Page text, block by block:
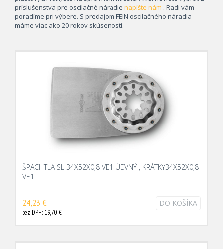
príslušenstva pre oscilačné náradie napíšte nám . Radi vám
poradíme pri výbere. S predajom FEIN oscilačného náradia
máme viac ako 20 rokov skúseností.
ŠPACHTLA SL 34X52X0,8 VE1 ÚEVNÝ , KRÁTKY34X52X0,8
VE1
24,23 €
bez DPH: 19,70 €
DO KOŠÍKA